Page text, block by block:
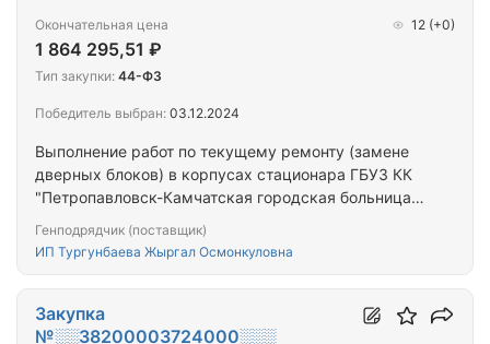
Выполнение работ по текущему ремонту (замене
дверных блоков) в корпусах стационара ГБУЗ КК
"Петропавловск-Камчатская городская больница
Генподрядчик (поставщик)
ИП Тургунбаева Жыргал Осмонкуловна
Окончательная цена
1 864 295,51 ₽
12 (+0)
Тип закупки: 44-ФЗ
Победитель выбран: 03.12.2024
Закупка
№░░38200003724000░░░